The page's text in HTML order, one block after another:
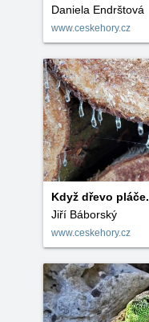
Daniela Endrštová
www.ceskehory.cz
Když dřevo pláče.
Jiří Báborský
www.ceskehory.cz